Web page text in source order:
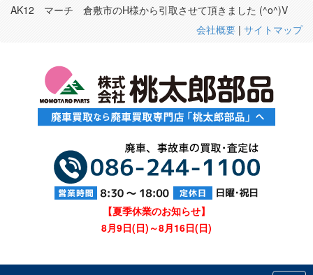
AK12 マーチ 倉敷市のH様から引取させて頂きました (^o^)V
会社概要 | サイトマップ
【夏季休業のお知らせ】
8月9日(日)～8月16日(日)